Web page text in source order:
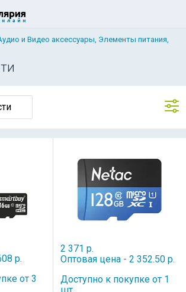
и Видео аксессуары, Элементы питания,
р.
от 3
2 371 р.
Оптовая цена - 2 352.50 р.
Доступно к покупке от 1